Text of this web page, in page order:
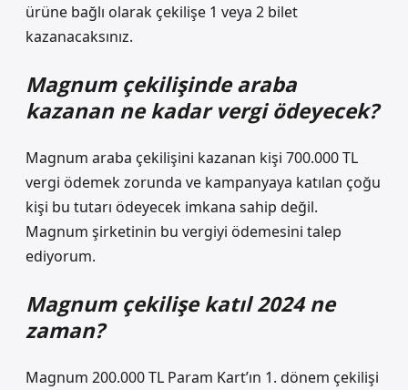
ürüne bağlı olarak çekilişe 1 veya 2 bilet
kazanacaksınız.
Magnum çekilişinde araba
kazanan ne kadar vergi ödeyecek?
Magnum araba çekilişini kazanan kişi 700.000 TL
vergi ödemek zorunda ve kampanyaya katılan çoğu
kişi bu tutarı ödeyecek imkana sahip değil.
Magnum şirketinin bu vergiyi ödemesini talep
ediyorum.
Magnum çekilişe katıl 2024 ne
zaman?
Magnum 200.000 TL Param Kart’ın 1. dönem çekilişi